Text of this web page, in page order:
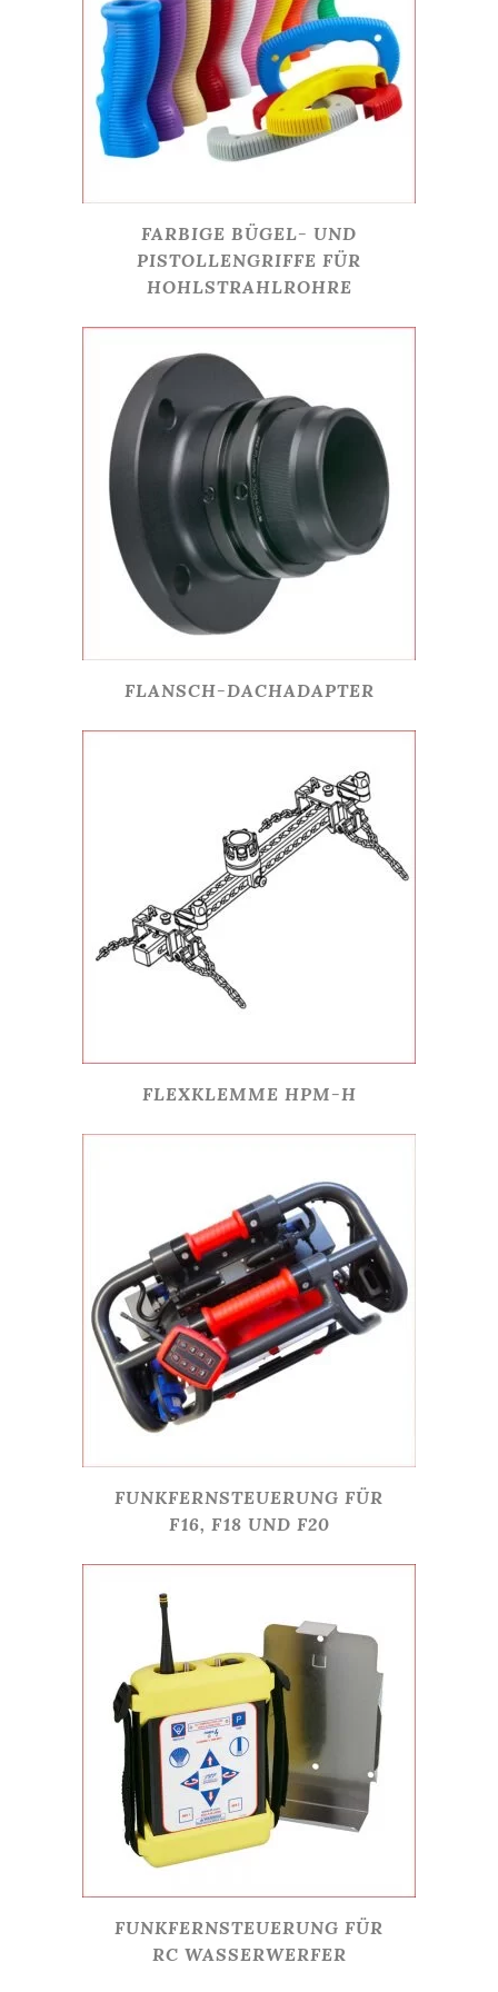
FARBIGE BÜGEL- UND
PISTOLLENGRIFFE FÜR
HOHLSTRAHLROHRE
FLANSCH-DACHADAPTER
FLEXKLEMME HPM-H
FUNKFERNSTEUERUNG FÜR
F16, F18 UND F20
FUNKFERNSTEUERUNG FÜR
RC WASSERWERFER